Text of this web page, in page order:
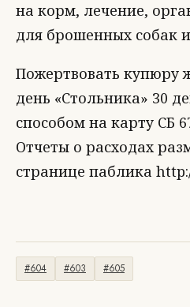
на корм, лечение,
для брошенных собак
Пожертвовать купюру
день «Стольника» 30
способом на карту СБ
Отчеты о расходах
странице паблика
#604 #603 #605